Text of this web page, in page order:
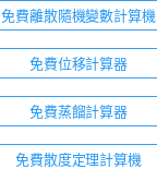
免費離散隨機變數計算機
免費位移計算器
免費蒸餾計算器
免費散度定理計算機